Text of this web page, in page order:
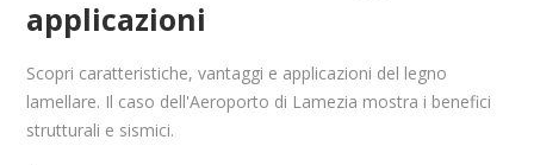
applicazioni
Scopri caratteristiche, vantaggi e applicazioni del legno
lamellare. Il caso dell'Aeroporto di Lamezia mostra i benefici
strutturali e sismici.